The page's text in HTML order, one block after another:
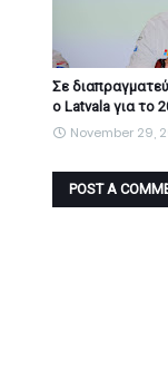
Σε
ο Latvala για το
November 29,
POST A